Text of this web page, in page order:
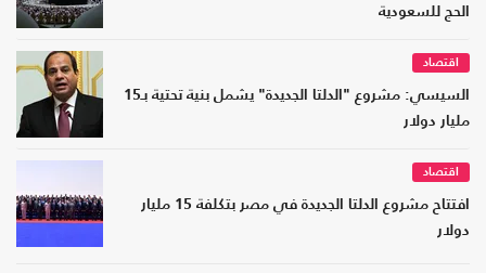
الحج للسعودية
اقتصاد
السيسي: مشروع "الدلتا الجديدة" يشمل بنية تحتية بـ15
مليار دولار
اقتصاد
افتتاح مشروع الدلتا الجديدة في مصر بتكلفة 15 مليار
دولار